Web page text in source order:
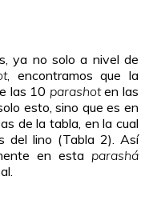
ya no solo a nivel de
, encontramos que la
las 10 parashoten las
esto, sino que es en
de la tabla, en la cual
del lino (Tabla 2). Así
en esta parashá